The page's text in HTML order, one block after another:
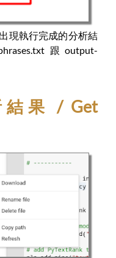
現執行完成的分析結
跟output-
結果 / Get